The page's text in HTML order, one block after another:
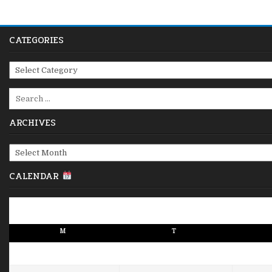
CATEGORIES
Categories
ARCHIVES
Archives
CALENDAR
M T